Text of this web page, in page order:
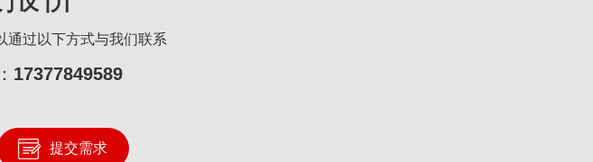
通过以下方式与我们联系
17377849589
提交需求